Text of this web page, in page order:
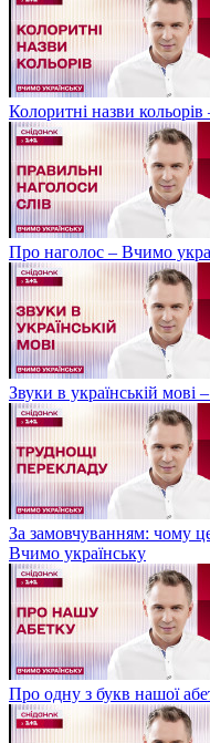
Колоритні назви
Про наголос – Вчимо
Звуки в українській мові
За замовчуванням: чому
Вчимо українську
Про одну з букв нашої